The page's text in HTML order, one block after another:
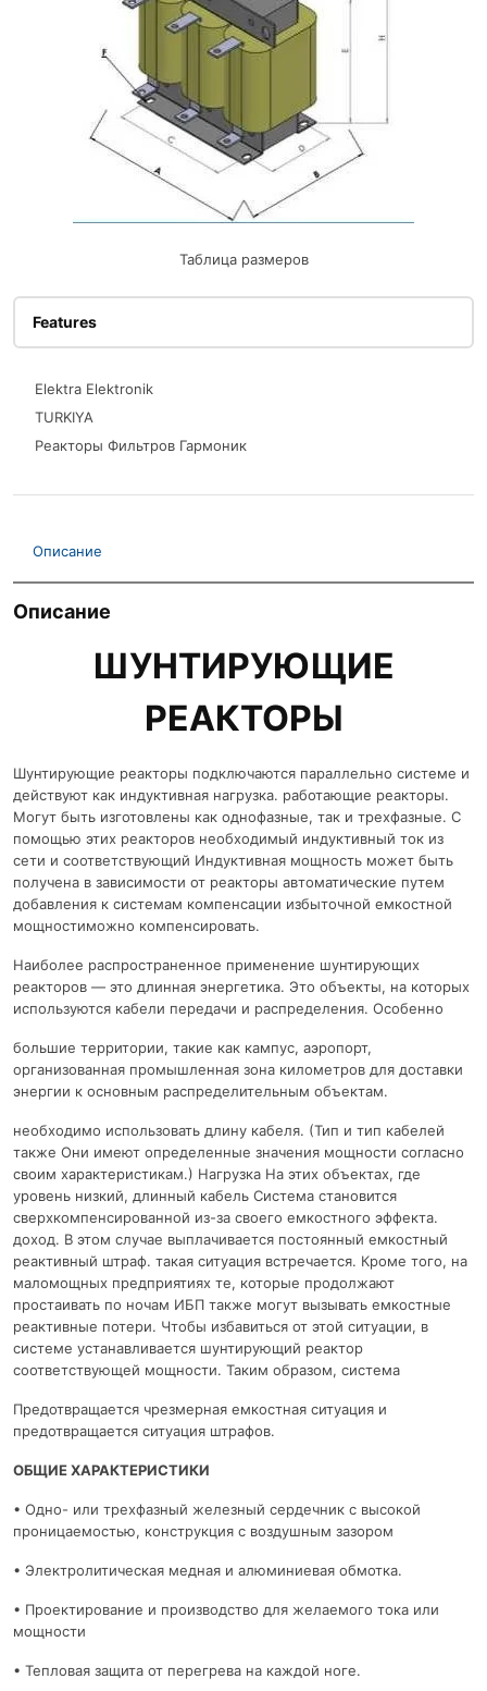
Таблица размеров
Features
Elektra Elektronik
TURKIYA
Реакторы Фильтров Гармоник
Описание
Описание
ШУНТИРУЮЩИЕ
РЕАКТОРЫ
Шунтирующие реакторы подключаются параллельно системе и
действуют как индуктивная нагрузка. работающие реакторы.
Могут быть изготовлены как однофазные, так и трехфазные. С
помощью этих реакторов необходимый индуктивный ток из
сети и соответствующий Индуктивная мощность может быть
получена в зависимости от реакторы автоматические путем
добавления к системам компенсации избыточной емкостной
мощностиможно компенсировать.
Наиболее распространенное применение шунтирующих
реакторов — это длинная энергетика. Это объекты, на которых
используются кабели передачи и распределения. Особенно
большие территории, такие как кампус, аэропорт,
организованная промышленная зона километров для доставки
энергии к основным распределительным объектам.
необходимо использовать длину кабеля. (Тип и тип кабелей
также Они имеют определенные значения мощности согласно
своим характеристикам.) Нагрузка На этих объектах, где
уровень низкий, длинный кабель Система становится
сверхкомпенсированной из-за своего емкостного эффекта.
доход. В этом случае выплачивается постоянный емкостный
реактивный штраф. такая ситуация встречается. Кроме того, на
маломощных предприятиях те, которые продолжают
простаивать по ночам ИБП также могут вызывать емкостные
реактивные потери. Чтобы избавиться от этой ситуации, в
системе устанавливается шунтирующий реактор
соответствующей мощности. Таким образом, система
Предотвращается чрезмерная емкостная ситуация и
предотвращается ситуация штрафов.
ОБЩИЕ ХАРАКТЕРИСТИКИ
• Одно- или трехфазный железный сердечник с высокой
проницаемостью, конструкция с воздушным зазором
• Электролитическая медная и алюминиевая обмотка.
• Проектирование и производство для желаемого тока или
мощности
• Тепловая защита от перегрева на каждой ноге.